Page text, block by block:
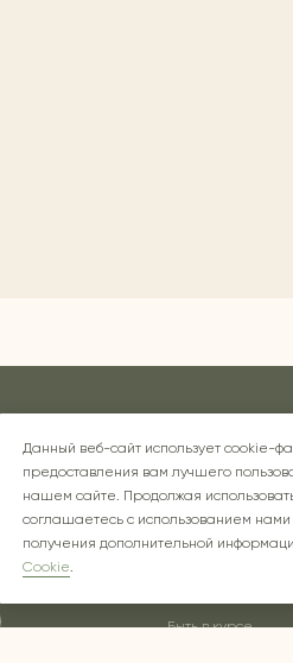
Вдохновение
Быть в курсе
Данный веб-сайт использует cookie-
предоставления вам лучшего
нашем сайте. Продолжая
соглашаетесь с использованием
получения дополнительной
Cookie.